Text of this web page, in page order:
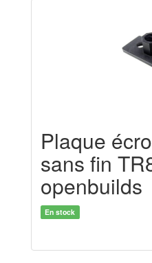
Plaque
sans fin
openbuilds
En stock